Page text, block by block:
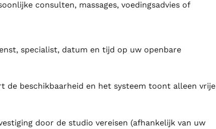
consulten, massages, voedingsadvies of
specialist, datum en tijd op uw openbare
de beschikbaarheid en het systeem toont alleen vrije
door de studio vereisen (afhankelijk van uw